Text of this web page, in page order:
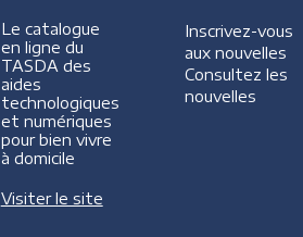
Le catalogue
en ligne du
TASDA des
aides
technologiques
et numériques
pour bien vivre
à domicile
Visiter le site
Inscrivez-vous
aux nouvelles
Consultez les
nouvelles